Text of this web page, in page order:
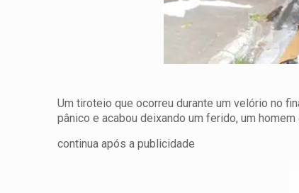
Um tiroteio que ocorreu durante um velório no
pânico e acabou deixando um ferido, um
continua após a publicidade